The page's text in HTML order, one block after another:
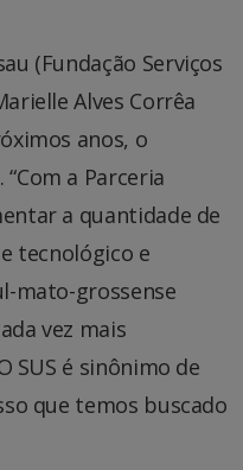
(Fundação Serviços
Alves Corrêa
anos, o
a Parceria
a quantidade de
tecnológico e
mato-grossense
vez mais
SUS é sinônimo de
que temos buscado